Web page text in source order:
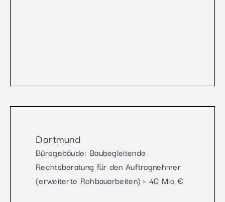
Dortmund
Bürogebäude: Baubegleitende
Rechtsberatung für den Auftragnehmer
(erweiterte Rohbauarbeiten) > 40 Mio €